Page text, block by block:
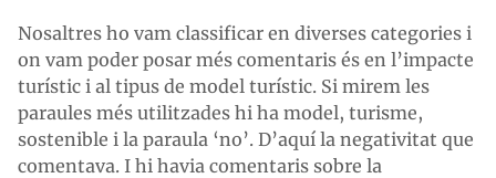
Nosaltres ho vam classificar en diverses categories i
on vam poder posar més comentaris és en l’impacte
turístic i al tipus de model turístic. Si mirem les
paraules més utilitzades hi ha model, turisme,
sostenible i la paraula ‘no’. D’aquí la negativitat que
comentava. I hi havia comentaris sobre la